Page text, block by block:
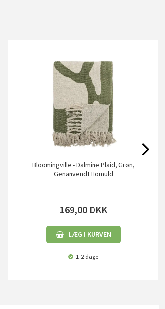
Bloomingville - Dalmine Plaid, Grøn,
Genanvendt Bomuld
169,00 DKK
LÆG I KURVEN
1-2 dage